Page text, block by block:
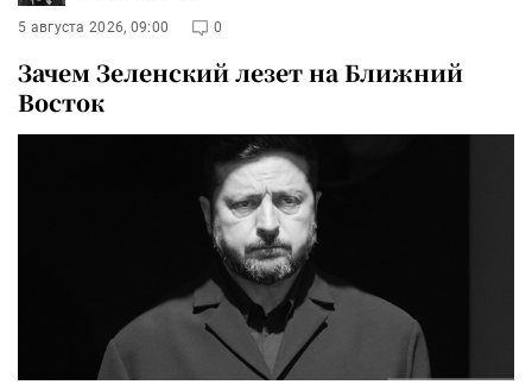
5 августа 2026, 09:00 0
Зачем Зеленский лезет на Ближний
Восток